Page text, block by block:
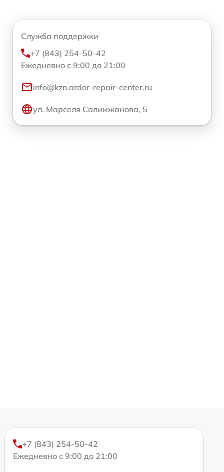
Служба поддержки
+7 (843) 254-50-42
Ежедневно с 9:00 до 21:00
info@kzn.ardor-repair-center.ru
ул. Марселя Салимжанова, 5
+7 (843) 254-50-42
Ежедневно с 9:00 до 21:00